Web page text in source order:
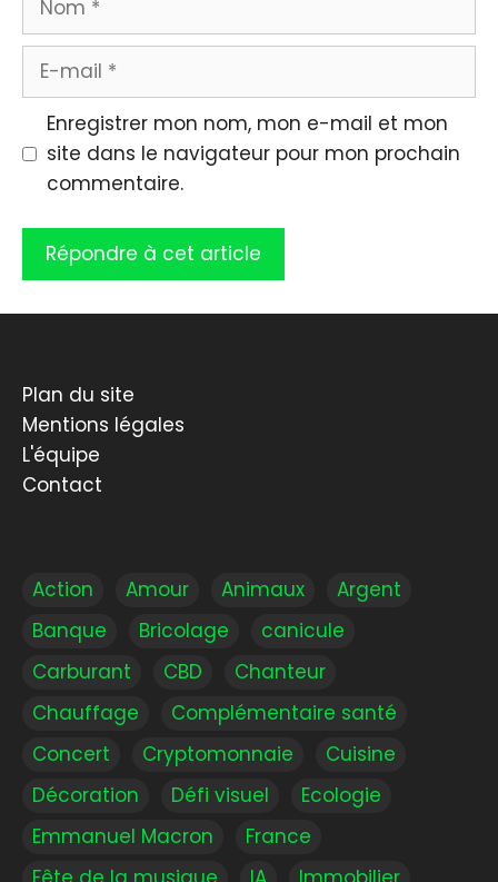
Enregistrer mon nom, mon e-mail et mon
site dans le navigateur pour mon prochain
commentaire.
Plan du site
Mentions légales
L'équipe
Contact
Action Amour Animaux
Argent
Banque
Bricolage
canicule
Carburant
CBD
Chanteur
Chauffage
Complémentaire santé
Concert
Cryptomonnaie
Cuisine
Décoration
Défi visuel
Ecologie
Emmanuel Macron
France